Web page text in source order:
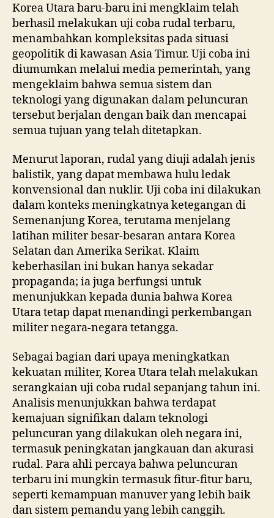
Korea Utara baru-baru ini mengklaim telah
berhasil melakukan uji coba rudal terbaru,
menambahkan kompleksitas pada situasi
geopolitik di kawasan Asia Timur. Uji coba ini
diumumkan melalui media pemerintah, yang
mengeklaim bahwa semua sistem dan
teknologi yang digunakan dalam peluncuran
tersebut berjalan dengan baik dan mencapai
semua tujuan yang telah ditetapkan.
Menurut laporan, rudal yang diuji adalah jenis
balistik, yang dapat membawa hulu ledak
konvensional dan nuklir. Uji coba ini dilakukan
dalam konteks meningkatnya ketegangan di
Semenanjung Korea, terutama menjelang
latihan militer besar-besaran antara Korea
Selatan dan Amerika Serikat. Klaim
keberhasilan ini bukan hanya sekadar
propaganda; ia juga berfungsi untuk
menunjukkan kepada dunia bahwa Korea
Utara tetap dapat menandingi perkembangan
militer negara-negara tetangga.
Sebagai bagian dari upaya meningkatkan
kekuatan militer, Korea Utara telah melakukan
serangkaian uji coba rudal sepanjang tahun ini.
Analisis menunjukkan bahwa terdapat
kemajuan signifikan dalam teknologi
peluncuran yang dilakukan oleh negara ini,
termasuk peningkatan jangkauan dan akurasi
rudal. Para ahli percaya bahwa peluncuran
terbaru ini mungkin termasuk fitur-fitur baru,
seperti kemampuan manuver yang lebih baik
dan sistem pemandu yang lebih canggih.